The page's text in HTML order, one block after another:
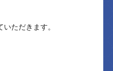
ただきます。